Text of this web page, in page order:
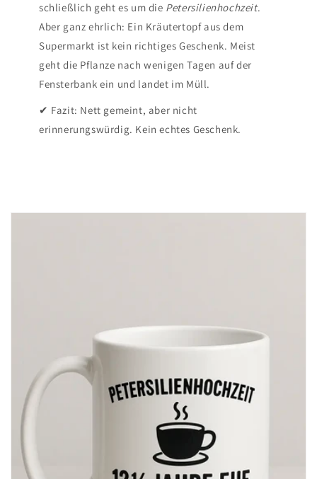
schließlich geht es um die Petersilienhochzeit.
Aber ganz ehrlich: Ein Kräutertopf aus dem
Supermarkt ist kein richtiges Geschenk. Meist
geht die Pflanze nach wenigen Tagen auf der
Fensterbank ein und landet im Müll.
✔ Fazit: Nett gemeint, aber nicht
erinnerungswürdig. Kein echtes Geschenk.